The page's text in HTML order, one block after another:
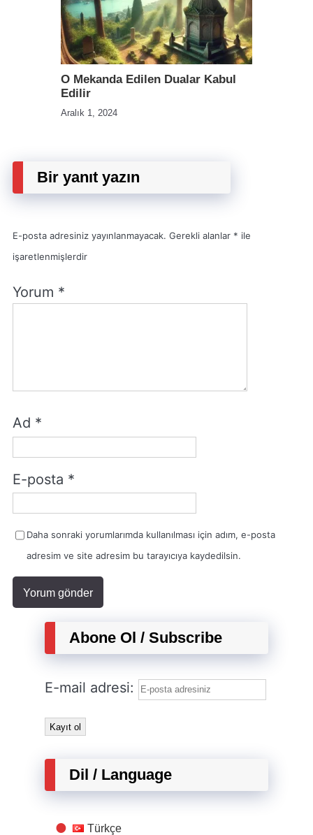
O Mekanda Edilen Dualar Kabul
Edilir
Aralık 1, 2024
Bir yanıt yazın
E-posta adresiniz yayınlanmayacak. Gerekli alanlar * ile
işaretlenmişlerdir
Yorum *
Ad *
E-posta *
Daha sonraki yorumlarımda kullanılması için adım, e-posta
adresim ve site adresim bu tarayıcıya kaydedilsin.
Abone Ol / Subscribe
E-mail adresi:
Dil / Language
Türkçe